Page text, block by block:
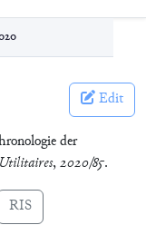
Edit
der
Utilitaires,2020/85.
RIS